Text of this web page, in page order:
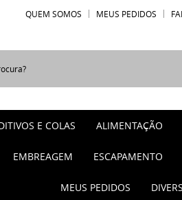
QUEM SOMOS MEUS PEDIDOS
E COLAS ALIMENTAÇÃO
EMBREAGEM ESCAPAMENTO
MEUS PEDIDOS